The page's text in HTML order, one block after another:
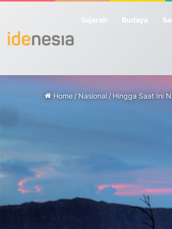
Sejarah Budaya
Home /Nasional /Hingga Saat Ini